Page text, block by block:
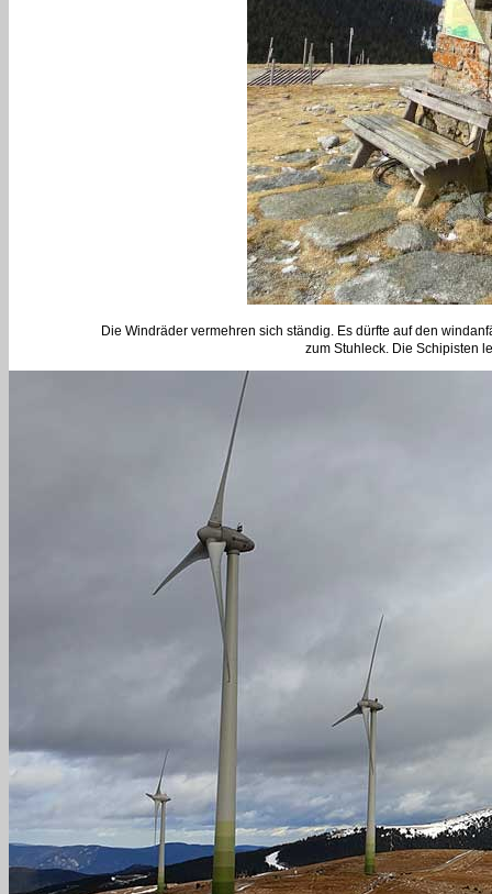
Die Windräder vermehren sich ständig. Es dürfte auf den
zum Stuhleck. Die Schipisten